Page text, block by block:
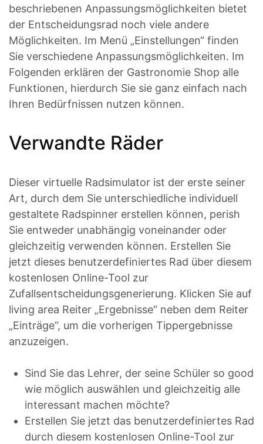
beschriebenen Anpassungsmöglichkeiten bietet
der Entscheidungsrad noch viele andere
Möglichkeiten. Im Menü „Einstellungen“ finden
Sie verschiedene Anpassungsmöglichkeiten. Im
Folgenden erklären der Gastronomie Shop alle
Funktionen, hierdurch Sie sie ganz einfach nach
Ihren Bedürfnissen nutzen können.
Verwandte Räder
Dieser virtuelle Radsimulator ist der erste seiner
Art, durch dem Sie unterschiedliche individuell
gestaltete Radspinner erstellen können, perish
Sie entweder unabhängig voneinander oder
gleichzeitig verwenden können. Erstellen Sie
jetzt dieses benutzerdefiniertes Rad über diesem
kostenlosen Online-Tool zur
Zufallsentscheidungsgenerierung. Klicken Sie auf
living area Reiter „Ergebnisse“ neben dem Reiter
„Einträge“, um die vorherigen Tippergebnisse
anzuzeigen.
Sind Sie das Lehrer, der seine Schüler so good
wie möglich auswählen und gleichzeitig alle
interessant machen möchte?
Erstellen Sie jetzt das benutzerdefiniertes Rad
durch diesem kostenlosen Online-Tool zur